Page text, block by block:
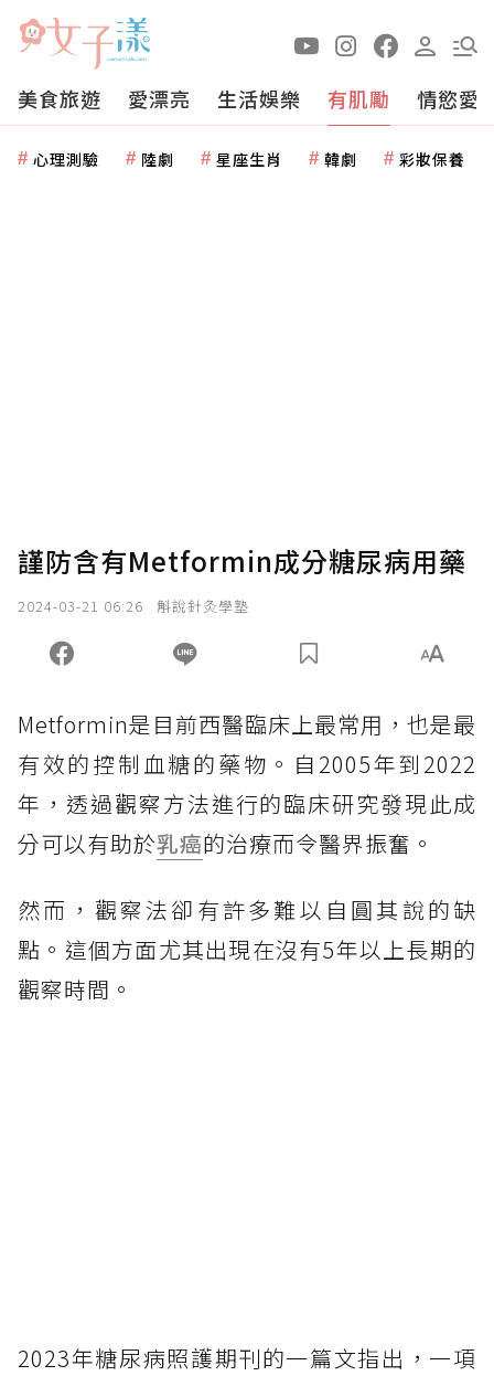
美食旅遊 愛漂亮 生活娛樂 有肌勵 情慾愛
心理測驗 陸劇 星座生肖 韓劇 彩妝保養
謹防含有Metformin成分糖尿病用藥
2024-03-21 06:26 斛說針灸學塾
Metformin是目前西醫臨床上最常用，也是最
有效的控制血糖的藥物。自2005年到2022
年，透過觀察方法進行的臨床研究發現此成
分可以有助於乳癌的治療而令醫界振奮。
然而，觀察法卻有許多難以自圓其說的缺
點。這個方面尤其出現在沒有5年以上長期的
觀察時間。
2023年糖尿病照護期刊的一篇文指出，一項